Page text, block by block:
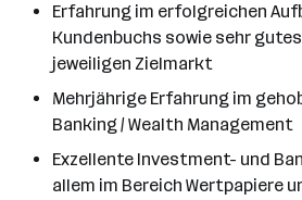
Erfahrung im erfolgreichen
Kundenbuchs sowie sehr
jeweiligen Zielmarkt
Mehrjährige Erfahrung im
Banking / Wealth Management
Exzellente Investment- und
allem im Bereich Wertpapiere